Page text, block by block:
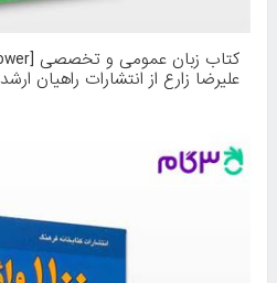
علیرضا زارع از انتشارات راهیان ارشد